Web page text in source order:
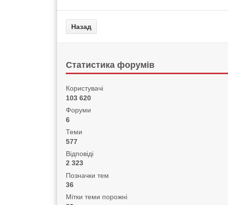
Статистика форумів
Користувачі
103 620
Форуми
6
Теми
577
Відповіді
2 323
Позначки тем
36
Мітки теми порожні